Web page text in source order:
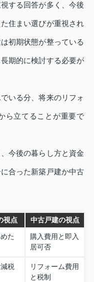
する回答が多く、今後
住まい選びが重視され
初期状態が整っている
期的に検討する必要が
いる分、将来のリフォ
ら立てることが重要で
今後の暮らし方と資金
合った新築戸建か中古
視点 中古戸建の視点
た
購入費用と即入
居可否
税
リフォーム費用
と税制